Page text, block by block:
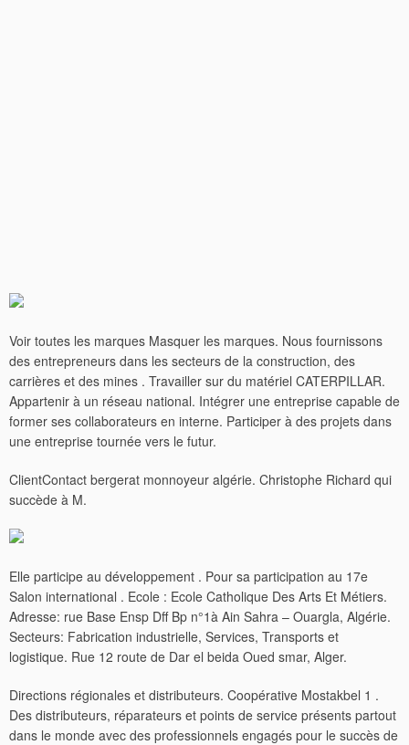
Voir toutes les marques Masquer les marques. Nous fournissons
des entrepreneurs dans les secteurs de la construction, des
carrières et des mines . Travailler sur du matériel CATERPILLAR.
Appartenir à un réseau national. Intégrer une entreprise capable de
former ses collaborateurs en interne. Participer à des projets dans
une entreprise tournée vers le futur.
ClientContact bergerat monnoyeur algérie. Christophe Richard qui
succède à M.
Elle participe au développement . Pour sa participation au 17e
Salon international . Ecole : Ecole Catholique Des Arts Et Métiers.
Adresse: rue Base Ensp Dff Bp n°1à Ain Sahra – Ouargla, Algérie.
Secteurs: Fabrication industrielle, Services, Transports et
logistique. Rue 12 route de Dar el beida Oued smar, Alger.
Directions régionales et distributeurs. Coopérative Mostakbel 1 .
Des distributeurs, réparateurs et points de service présents partout
dans le monde avec des professionnels engagés pour le succès de